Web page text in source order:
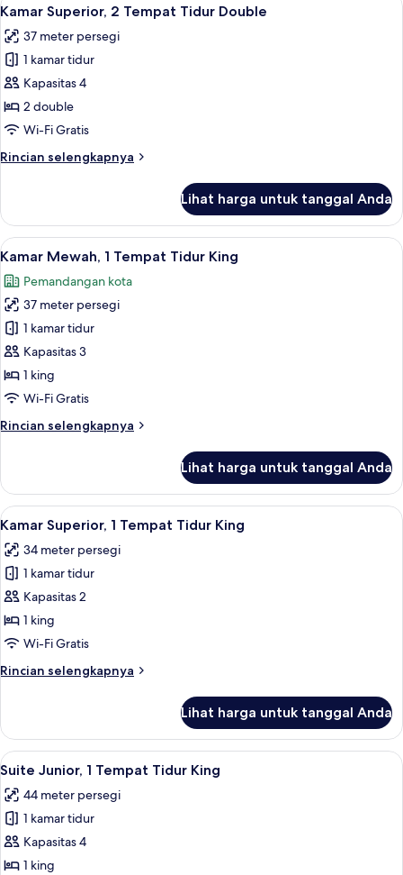
2
Tidur
Double
semua
foto
untuk
Kamar
Superior,
2
Tidur
9
Kamar Superior, 2 Tempat Tidur Double
37 meter persegi
1 kamar tidur
Kapasitas 4
2 double
Wi-Fi Gratis
Rincian selengkapnya
Rincian
Kamar
Superior,
2
Tidur
Double
Lihat harga untuk tanggal Anda
Lihat
semua
foto
untuk
Kamar
Mewah,
1
Tempat
King
Kamar Mewah, 1 Tempat Tidur King
12
Kamar Mewah, 1 Tempat Tidur King
Pemandangan kota
37 meter persegi
1 kamar tidur
Kapasitas 3
1 king
Wi-Fi Gratis
Rincian selengkapnya
Rincian
Kamar
Mewah,
1
Tidur
King
Lihat harga untuk tanggal Anda
Lihat
semua
foto
untuk
Kamar
Superior,
1
Tidur
Seprai premium, selimut bulu
9
Kamar Superior, 1 Tempat Tidur King
34 meter persegi
1 kamar tidur
Kapasitas 2
1 king
Wi-Fi Gratis
Rincian selengkapnya
Rincian
Kamar
Superior,
1
Tidur
King
Lihat harga untuk tanggal Anda
Lihat
semua
foto
untuk
Suite
Junior,
Suite Junior, 1 Tempat Tidur King |
10
Suite Junior, 1 Tempat Tidur King
44 meter persegi
1 kamar tidur
Kapasitas 4
1 king